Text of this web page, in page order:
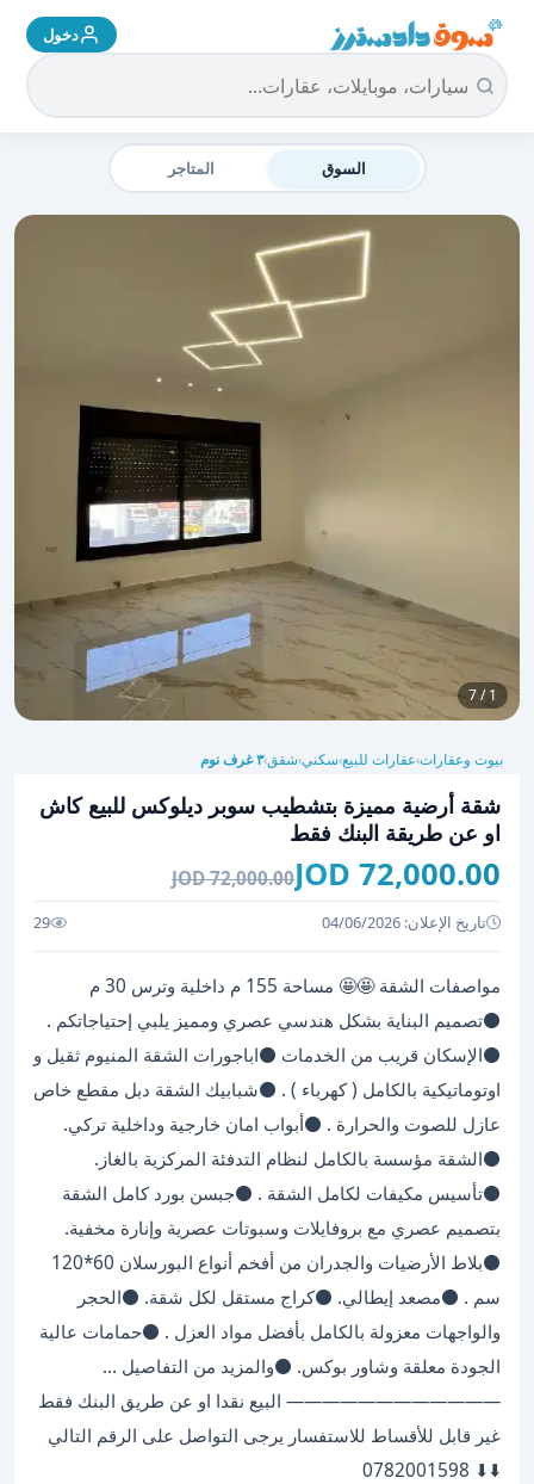
سوق دادسترز الرئيسية دخول
السوق المتاجر
1 / 7
بيوت وعقارات›عقارات للبيع›سكني›شقق›٣ غرف نوم
شقة أرضية مميزة بتشطيب سوبر ديلوكس للبيع كاش
او عن طريقة البنك فقط
72,000.00 JOD
72,000.00 JOD
تاريخ الإعلان: 04/06/2026 29
مواصفات الشقة 🤩🤩 مساحة 155 م داخلية وترس 30 م
⚫️تصميم البناية بشكل هندسي عصري ومميز يلبي إحتياجاتكم .
⚫️الإسكان قريب من الخدمات ⚫️اباجورات الشقة المنيوم ثقيل و
اوتوماتيكية بالكامل ( كهرباء ) . ⚫️شبابيك الشقة دبل مقطع خاص
عازل للصوت والحرارة . ⚫️أبواب امان خارجية وداخلية تركي.
⚫️الشقة مؤسسة بالكامل لنظام التدفئة المركزية بالغاز.
⚫️تأسيس مكيفات لكامل الشقة . ⚫️جبسن بورد كامل الشقة
بتصميم عصري مع بروفايلات وسبوتات عصرية وإنارة مخفية.
⚫️بلاط الأرضيات والجدران من أفخم أنواع البورسلان 60*120
سم . ⚫️مصعد إيطالي. ⚫️كراج مستقل لكل شقة. ⚫️الحجر
والواجهات معزولة بالكامل بأفضل مواد العزل . ⚫️حمامات عالية
الجودة معلقة وشاور بوكس. ⚫️والمزيد من التفاصيل …
———————————— البيع نقدا او عن طريق البنك فقط
غير قابل للأقساط للاستفسار يرجى التواصل على الرقم التالي
⬇️⬇ 0782001598️